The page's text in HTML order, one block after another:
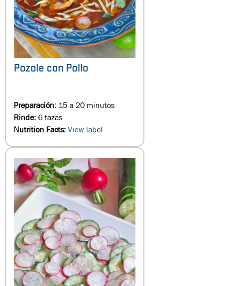
Pozole con Pollo
Preparación: 15 a 20 minutos
Rinde:6 tazas
Nutrition Facts:View label